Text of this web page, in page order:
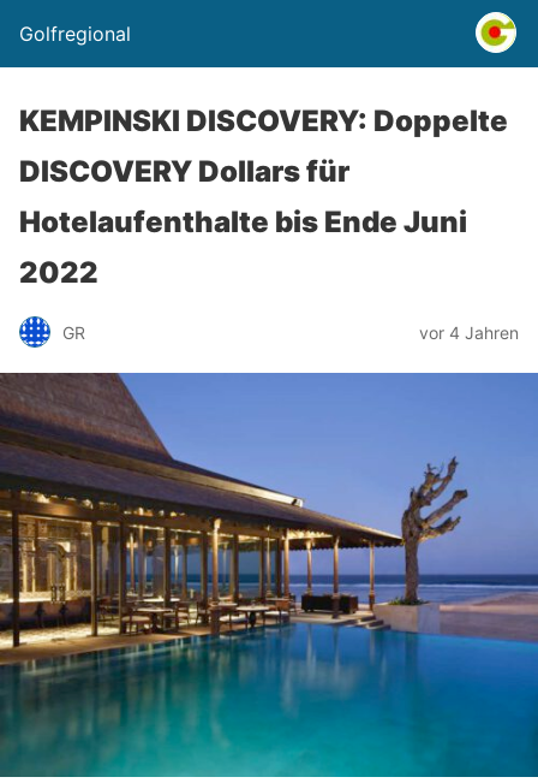
Golfregional
KEMPINSKI DISCOVERY: Doppelte
DISCOVERY Dollars für
Hotelaufenthalte bis Ende Juni
2022
GR vor 4 Jahren